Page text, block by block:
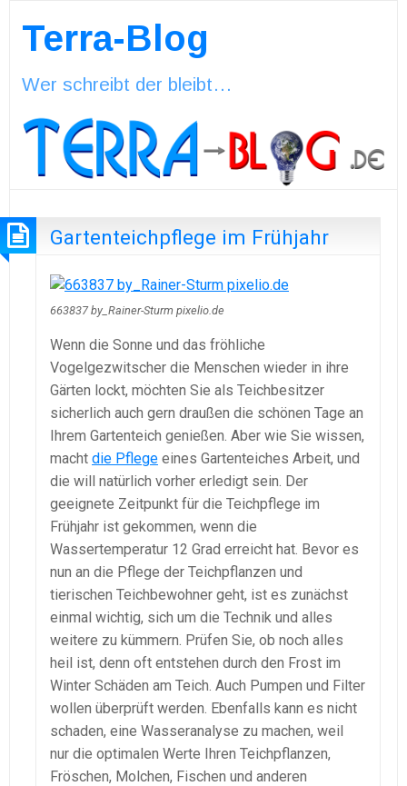
Terra-Blog
Wer schreibt der bleibt…
Gartenteichpflege im Frühjahr
663837 by_Rainer-Sturm pixelio.de
Wenn die Sonne und das fröhliche
Vogelgezwitscher die Menschen wieder in ihre
Gärten lockt, möchten Sie als Teichbesitzer
sicherlich auch gern draußen die schönen Tage an
Ihrem Gartenteich genießen. Aber wie Sie wissen,
macht die Pflege eines Gartenteiches Arbeit, und
die will natürlich vorher erledigt sein. Der
geeignete Zeitpunkt für die Teichpflege im
Frühjahr ist gekommen, wenn die
Wassertemperatur 12 Grad erreicht hat. Bevor es
nun an die Pflege der Teichpflanzen und
tierischen Teichbewohner geht, ist es zunächst
einmal wichtig, sich um die Technik und alles
weitere zu kümmern. Prüfen Sie, ob noch alles
heil ist, denn oft entstehen durch den Frost im
Winter Schäden am Teich. Auch Pumpen und Filter
wollen überprüft werden. Ebenfalls kann es nicht
schaden, eine Wasseranalyse zu machen, weil
nur die optimalen Werte Ihren Teichpflanzen,
Fröschen, Molchen, Fischen und anderen